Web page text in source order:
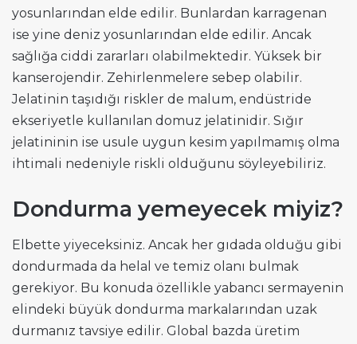
yosunlarından elde edilir. Bunlardan karragenan
ise yine deniz yosunlarından elde edilir. Ancak
sağlığa ciddi zararları olabilmektedir. Yüksek bir
kanserojendir. Zehirlenmelere sebep olabilir.
Jelatinin taşıdığı riskler de malum, endüstride
ekseriyetle kullanılan domuz jelatinidir. Sığır
jelatininin ise usule uygun kesim yapılmamış olma
ihtimali nedeniyle riskli olduğunu söyleyebiliriz.
Dondurma yemeyecek miyiz?
Elbette yiyeceksiniz. Ancak her gıdada olduğu gibi
dondurmada da helal ve temiz olanı bulmak
gerekiyor. Bu konuda özellikle yabancı sermayenin
elindeki büyük dondurma markalarından uzak
durmanız tavsiye edilir. Global bazda üretim